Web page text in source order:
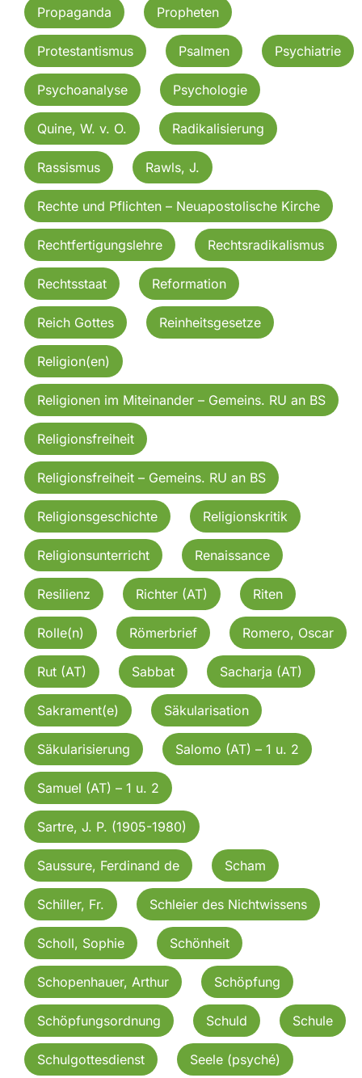
Propaganda Propheten
Protestantismus Psalmen Psychiatrie
Psychoanalyse Psychologie
Quine, W. v. O. Radikalisierung
Rassismus Rawls, J.
Rechte und Pflichten – Neuapostolische Kirche
Rechtfertigungslehre Rechtsradikalismus
Rechtsstaat Reformation
Reich Gottes Reinheitsgesetze
Religion(en)
Religionen im Miteinander – Gemeins. RU an BS
Religionsfreiheit
Religionsfreiheit – Gemeins. RU an BS
Religionsgeschichte Religionskritik
Religionsunterricht Renaissance
Resilienz Richter (AT) Riten
Rolle(n) Römerbrief Romero, Oscar
Rut (AT) Sabbat Sacharja (AT)
Sakrament(e) Säkularisation
Säkularisierung Salomo (AT) – 1 u. 2
Samuel (AT) – 1 u. 2
Sartre, J. P. (1905-1980)
Saussure, Ferdinand de Scham
Schiller, Fr. Schleier des Nichtwissens
Scholl, Sophie Schönheit
Schopenhauer, Arthur Schöpfung
Schöpfungsordnung Schuld Schule
Schulgottesdienst Seele (psyché)